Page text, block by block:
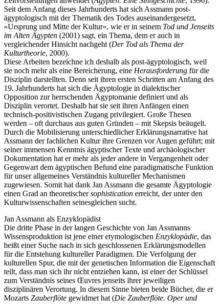
Seit dem Anfang dieses Jahrhunderts hat sich Assmann post-
ägyptologisch mit der Thematik des Todes auseinandergesetzt,
»Ursprung und Mitte der Kultur«, wie er in seinem Tod und Jenseits
im Alten Ägypten (2001) sagt, ein Thema, dem er auch in
vergleichender Hinsicht nachgeht (Der Tod als Thema der
Kulturtheorie, 2000).
Diese Arbeiten bezeichne ich deshalb als post-ägyptologisch, weil
sie noch mehr als eine Bereicherung, eine Herausforderung für die
Disziplin darstellten. Denn seit ihren ersten Schritten am Anfang des
19. Jahrhunderts hat sich die Ägyptologie in dialektischer
Opposition zur herrschenden Ägyptomanie definiert und als
Disziplin verortet. Deshalb hat sie seit ihren Anfängen einen
technisch-positivistischen Zugang privilegiert. Große Thesen
werden – oft durchaus aus guten Gründen – mit Skepsis beäugelt.
Durch die Mobilisierung unterschiedlicher Erklärungsnarrative hat
Assmann der fachlichen Kultur ihre Grenzen vor Augen geführt; mit
seiner immensen Kenntnis ägyptischer Texte und archäologischer
Dokumentation hat er mehr als jeder andere in Vergangenheit oder
Gegenwart dem ägyptischen Befund eine paradigmatische Funktion
für unser allgemeines Verständnis kultureller Mechanismen
zugewiesen. Somit hat dank Jan Assmann die gesamte Ägyptologie
einen Grad an theoretischersophistication erreicht, der unter den
Kulturwissenschaften seinesgleichen sucht.
Jan Assmann als Enzyklopädist
Die dritte Phase in der langen Geschichte von Jan Assmanns
Wissensproduktion ist jene einer etymologischen Enzyklopädie, das
heißt einer Suche nach in sich geschlossenen Erklärungsmodellen
für die Entstehung kultureller Paradigmen. Die Verfolgung der
kulturellen Spur, die mit der genetischen Information die Eigenschaft
teilt, dass man sich ihr nicht entziehen kann, ist einer der Schlüssel
zum Verständnis seines Œuvres jenseits ihrer jeweiligen
disziplinären Verortung. In diesem Sinne bieten beide Bücher, die er
Mozarts Zauberflöte gewidmet hat (Die Zauberflöte. Oper und